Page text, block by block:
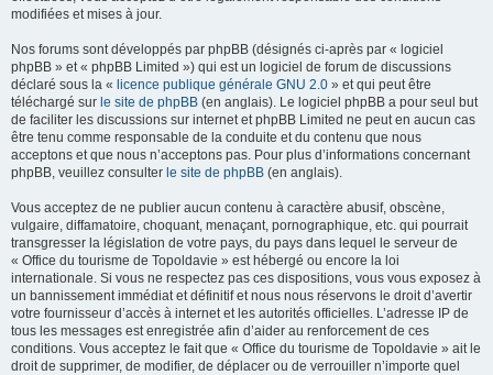
modifiées et mises à jour.
Nos forums sont développés par phpBB (désignés ci-après par « logiciel
phpBB » et « phpBB Limited ») qui est un logiciel de forum de discussions
déclaré sous la « licence publique générale GNU 2.0 » et qui peut être
téléchargé sur le site de phpBB (en anglais). Le logiciel phpBB a pour seul but
de faciliter les discussions sur internet et phpBB Limited ne peut en aucun cas
être tenu comme responsable de la conduite et du contenu que nous
acceptons et que nous n’acceptons pas. Pour plus d’informations concernant
phpBB, veuillez consulter le site de phpBB (en anglais).
Vous acceptez de ne publier aucun contenu à caractère abusif, obscène,
vulgaire, diffamatoire, choquant, menaçant, pornographique, etc. qui pourrait
transgresser la législation de votre pays, du pays dans lequel le serveur de
« Office du tourisme de Topoldavie » est hébergé ou encore la loi
internationale. Si vous ne respectez pas ces dispositions, vous vous exposez à
un bannissement immédiat et définitif et nous nous réservons le droit d’avertir
votre fournisseur d’accès à internet et les autorités officielles. L’adresse IP de
tous les messages est enregistrée afin d’aider au renforcement de ces
conditions. Vous acceptez le fait que « Office du tourisme de Topoldavie » ait le
droit de supprimer, de modifier, de déplacer ou de verrouiller n’importe quel